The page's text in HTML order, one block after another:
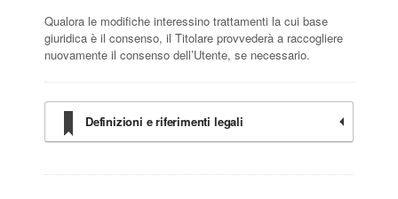
Qualora le modifiche interessino trattamenti la cui base
giuridica è il consenso, il Titolare provvederà a raccogliere
nuovamente il consenso dell’Utente, se necessario.
Definizioni e riferimenti legali